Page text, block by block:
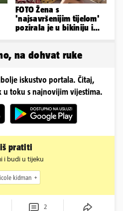
FOTO Žena s
'najsavršenijim tijelom'
pozirala je u bikiniju i
na dohvat ruke
iskustvo portala. Čitaj,
toku s najnovijim vijestima.
pratiti
i budi u tijeku
kidman
2